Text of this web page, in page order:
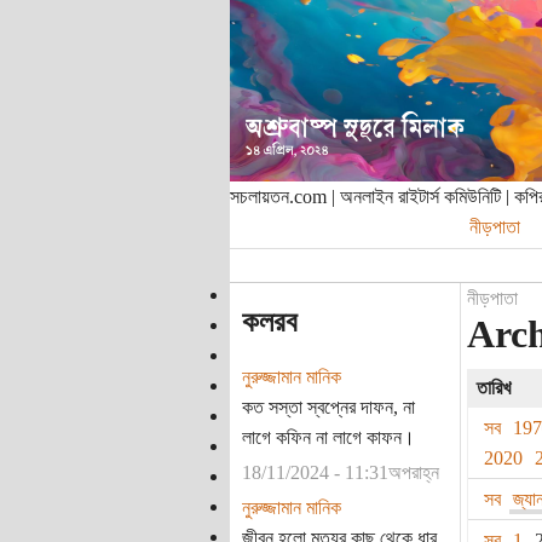
সচলায়তন.com | অনলাইন রাইটার্স কমিউনিটি |
নীড়পাতা
কলরব
নুরুজ্জামান মানিক
কত সস্তা স্বপ্নের দাফন, না
লাগে কফিন না লাগে কাফন।
18/11/2024 - 11:31অপরাহ্ন
নুরুজ্জামান মানিক
জীবন হলো মৃত্যুর কাছ থেকে ধার
নীড়পাতা
তারিখ
সব
2020
সব